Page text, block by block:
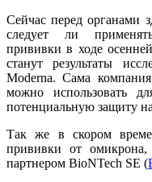
Сейчас перед органами
следует ли
прививки в ходе
станут результаты
Moderna. Сама
можно использовать
потенциальную защиту
Так же в скором
прививки от омикрона,
партнером BioNTech SE (